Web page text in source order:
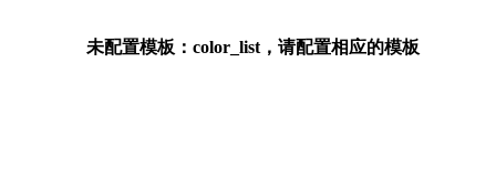
未配置模板：color_list，请配置相应的模板